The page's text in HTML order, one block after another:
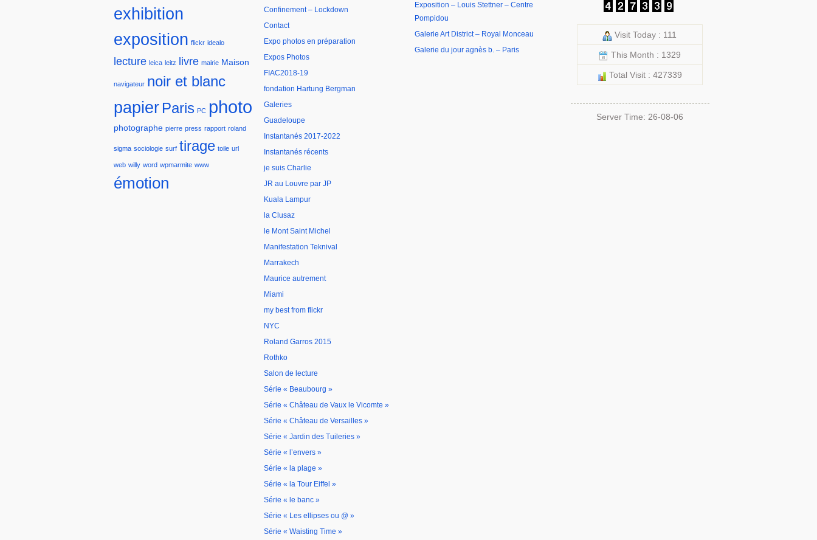
exhibition
exposition flickr idealo
lecture leica leitz livre mairie Maison
navigateur noir et blanc
papier Paris PC photo
photographe pierre press rapport roland
sigma sociologie surf tirage toile url
web willy word wpmarmite www
émotion
Confinement – Lockdown
Contact
Expo photos en préparation
Expos Photos
FIAC2018-19
fondation Hartung Bergman
Galeries
Guadeloupe
Instantanés 2017-2022
Instantanés récents
je suis Charlie
JR au Louvre par JP
Kuala Lampur
la Clusaz
le Mont Saint Michel
Manifestation Teknival
Marrakech
Maurice autrement
Miami
my best from flickr
NYC
Roland Garros 2015
Rothko
Salon de lecture
Série « Beaubourg »
Série « Château de Vaux le Vicomte »
Série « Château de Versailles »
Série « Jardin des Tuileries »
Série « l’envers »
Série « la plage »
Série « la Tour Eiffel »
Série « le banc »
Série « Les ellipses ou @ »
Série « Waisting Time »
Exposition – Louis Stettner – Centre
Pompidou
Galerie Art District – Royal Monceau
Galerie du jour agnès b. – Paris
Visit Today : 111
This Month : 1329
Total Visit : 427339
Server Time: 26-08-06